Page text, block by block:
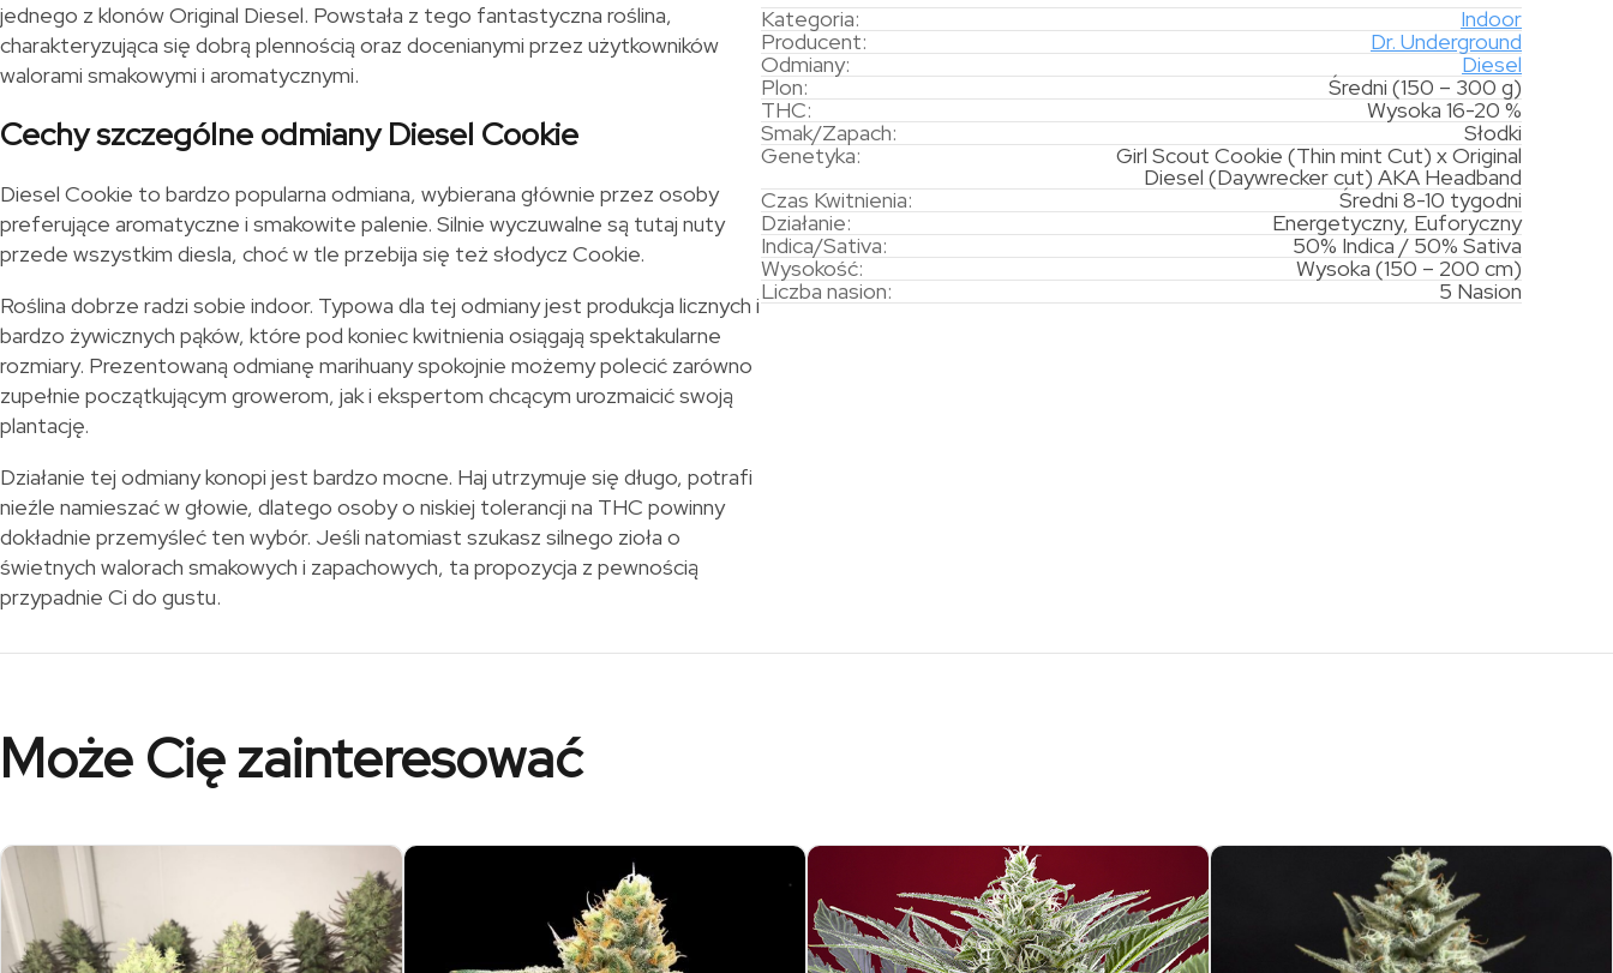
Kategoria:
Indoor
Producent:
Dr. Underground
Odmiany:
Diesel
Plon:
Średni (150 – 300 g)
THC:
Wysoka 16-20 %
Smak/Zapach:
Słodki
Genetyka:
Girl Scout Cookie (Thin mint Cut) x Original
Diesel (Daywrecker cut) AKA Headband
Czas Kwitnienia:
Średni 8-10 tygodni
Działanie:
Energetyczny, Euforyczny
Indica/Sativa:
50% Indica / 50% Sativa
Wysokość:
Wysoka (150 – 200 cm)
Liczba nasion:
5 Nasion
jednego z klonów Original Diesel. Powstała z tego fantastyczna roślina,
charakteryzująca się dobrą plennością oraz docenianymi przez użytkowników
walorami smakowymi i aromatycznymi.
Cechy szczególne odmiany Diesel Cookie
Diesel Cookie to bardzo popularna odmiana, wybierana głównie przez osoby
preferujące aromatyczne i smakowite palenie. Silnie wyczuwalne są tutaj nuty
przede wszystkim diesla, choć w tle przebija się też słodycz Cookie.
Roślina dobrze radzi sobie indoor. Typowa dla tej odmiany jest produkcja licznych i
bardzo żywicznych pąków, które pod koniec kwitnienia osiągają spektakularne
rozmiary. Prezentowaną odmianę marihuany spokojnie możemy polecić zarówno
zupełnie początkującym growerom, jak i ekspertom chcącym urozmaicić swoją
plantację.
Działanie tej odmiany konopi jest bardzo mocne. Haj utrzymuje się długo, potrafi
nieźle namieszać w głowie, dlatego osoby o niskiej tolerancji na THC powinny
dokładnie przemyśleć ten wybór. Jeśli natomiast szukasz silnego zioła o
świetnych walorach smakowych i zapachowych, ta propozycja z pewnością
przypadnie Ci do gustu.
Może Cię zainteresować